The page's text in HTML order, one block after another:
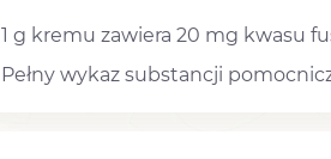
1 g kremu zawiera 20 mg kwasu
Pełny wykaz substancji